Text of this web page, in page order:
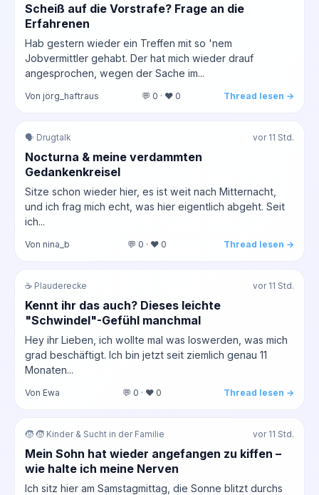
Scheiß auf die Vorstrafe? Frage an die
Erfahrenen
Hab gestern wieder ein Treffen mit so 'nem
Jobvermittler gehabt. Der hat mich wieder drauf
angesprochen, wegen der Sache im...
Von jörg_haftraus 💬 0 · ❤️ 0 Thread lesen →
🗣️ Drugtalk vor 11 Std.
Nocturna & meine verdammten
Gedankenkreisel
Sitze schon wieder hier, es ist weit nach Mitternacht,
und ich frag mich echt, was hier eigentlich abgeht. Seit
ich...
Von nina_b 💬 0 · ❤️ 0 Thread lesen →
☕ Plauderecke vor 11 Std.
Kennt ihr das auch? Dieses leichte
"Schwindel"-Gefühl manchmal
Hey ihr Lieben, ich wollte mal was loswerden, was mich
grad beschäftigt. Ich bin jetzt seit ziemlich genau 11
Monaten...
Von Ewa 💬 0 · ❤️ 0 Thread lesen →
🧒 🧒 Kinder & Sucht in der Familie vor 11 Std.
Mein Sohn hat wieder angefangen zu kiffen –
wie halte ich meine Nerven
Ich sitz hier am Samstagmittag, die Sonne blitzt durchs